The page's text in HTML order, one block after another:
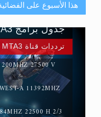
حقيقة المسيح الدجال
هذا الأسبوع على
ترددات قناة MTA3 العربية:
27500 V
A 11392MHZ
22500 H 2/3
جدول برامج MTA3